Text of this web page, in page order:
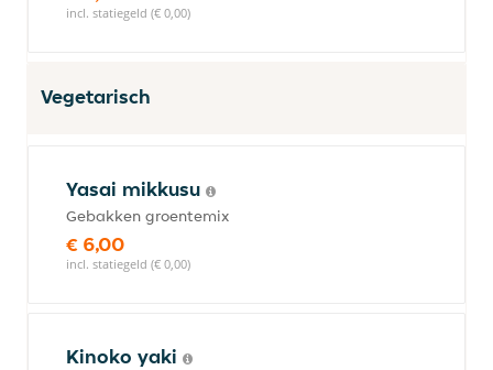
incl. statiegeld (€ 0,00)
Vegetarisch
Yasai mikkusu
Gebakken groentemix
€ 6,00
incl. statiegeld (€ 0,00)
Kinoko yaki